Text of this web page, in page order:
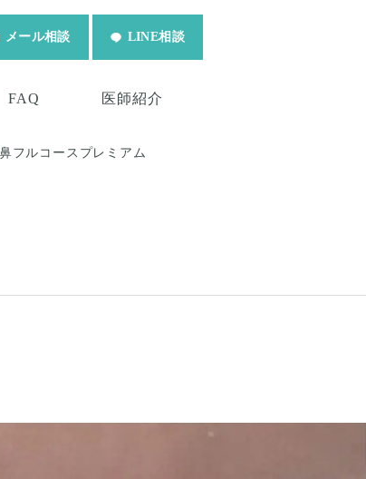
メール相談 LINE相談
FAQ 医師紹介
鼻フルコースプレミアム